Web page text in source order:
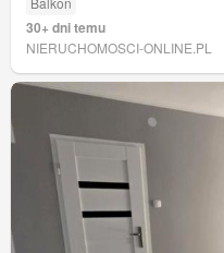
30+ dni temu
NIERUCHOMOSCI-ONLINE.PL